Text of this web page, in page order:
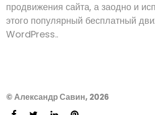
продвижения сайта, а заодно и
этого популярный бесплатный
WordPress..
© Александр Савин, 2026